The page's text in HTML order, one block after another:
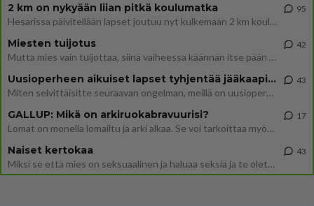
2 km on nykyään liian pitkä koulumatka
Hesarissa päivitellään lapset joutuu nyt kulkemaan 2 km kouluun jösses. Ruostefillarilla tuo matka menee vaikka miten äk
95
Miesten tuijotus
Mutta mies vain tuijottaa, siinä vaiheessa käännän itse pään pois. Mikä juttu? Yleensä jos joku tuijottaa tai katsoo, hä
42
Uusioperheen aikuiset lapset tyhjentää jääkaapin käydessään
Miten selvittäisitte seuraavan ongelman, meillä on uusioperhe, minulla teini-ikäiset lapset ja puolisolla aikuiset, jotk
43
GALLUP: Mikä on arkiruokabravuurisi?
Lomat on monella lomailtu ja arki alkaa. Se voi tarkoittaa myös sitä, että grillailut on grillattu ja palataan arjen ruo
17
Naiset kertokaa
Miksi se että mies on seksuaalinen ja haluaa seksiä ja te olette hänen mielestänne haluttava on vastenmielistä? Mikä sii
43